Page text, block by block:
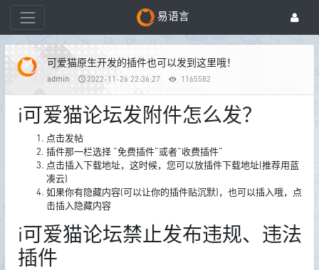
易语言
可爱猫原生开发的插件也可以发到这里哦！
admin 2022-11-26 22:36:27 1165582
i可爱猫论坛发附件怎么发？
点击发帖
插件那一栏选择 “免费插件”或者“收费插件”
点击插入下载地址，这时候，您可以放插件下载地址(推荐用蓝
凑云)
如果你有隐藏内容(可以让你的插件贴沉默)，也可以插入哦，点
击插入隐藏内容
i可爱猫论坛禁止发布违规、违法
插件